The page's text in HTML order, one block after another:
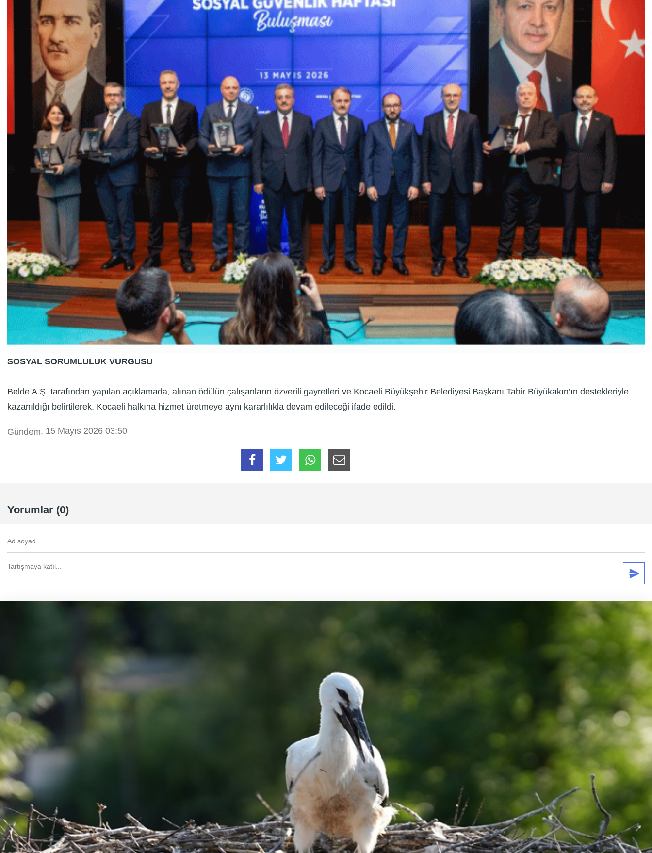
SOSYAL SORUMLULUK VURGUSU
Belde A.Ş. tarafından yapılan açıklamada, alınan ödülün çalışanların özverili gayretleri ve Kocaeli Büyükşehir Belediyesi Başkanı Tahir Büyükakın’ın destekleriyle
kazanıldığı belirtilerek, Kocaeli halkına hizmet üretmeye aynı kararlılıkla devam edileceği ifade edildi.
Gündem, 15 Mayıs 2026 03:50
Yorumlar (0)